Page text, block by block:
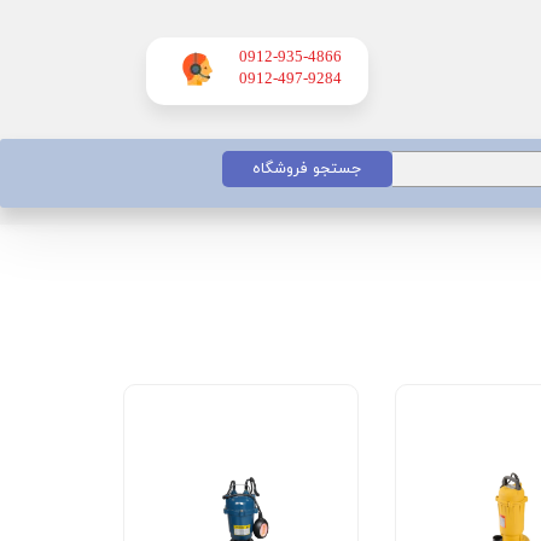
0912-935-4866
​​​​​​​0912-497-9284
جستجو فروشگاه